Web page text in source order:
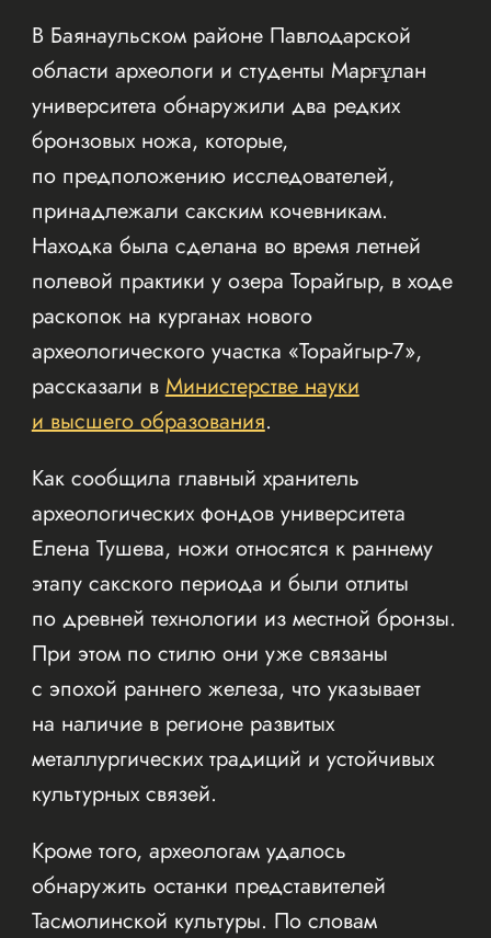
В Баянаульском районе Павлодарской
области археологи и студенты Марғұлан
университета обнаружили два редких
бронзовых ножа, которые,
по предположению исследователей,
принадлежали сакским кочевникам.
Находка была сделана во время летней
полевой практики у озера Торайгыр, в ходе
раскопок на курганах нового
археологического участка «Торайгыр-7»,
рассказали вМинистерстве науки
и высшего образования.
Как сообщила главный хранитель
археологических фондов университета
Елена Тушева, ножи относятся к раннему
этапу сакского периода и были отлиты
по древней технологии из местной бронзы.
При этом по стилю они уже связаны
с эпохой раннего железа, что указывает
на наличие в регионе развитых
металлургических традиций и устойчивых
культурных связей.
Кроме того, археологам удалось
обнаружить останки представителей
Тасмолинской культуры. По словам